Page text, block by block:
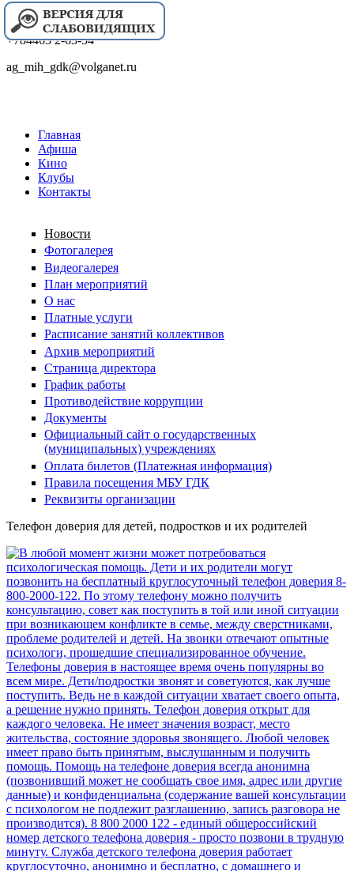
+784463 2-63-54
ag_mih_gdk@volganet.ru
Главная
Афиша
Кино
Клубы
Контакты
Новости
Фотогалерея
Видеогалерея
План мероприятий
О нас
Платные услуги
Расписание занятий коллективов
Архив мероприятий
Страница директора
График работы
Противодействие коррупции
Документы
Официальный сайт о государственных
(муниципальных) учреждениях
Оплата билетов (Платежная информация)
Правила посещения МБУ ГДК
Реквизиты организации
Телефон доверия для детей, подростков и их родителей